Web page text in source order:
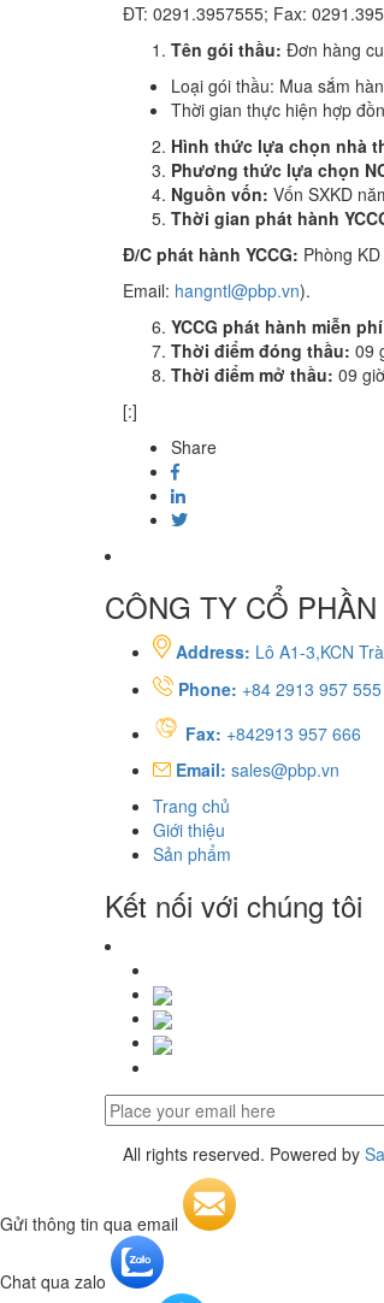
ĐT: 0291.3957555; Fax:
Tên gói thầu: Đơn hàng
Loại gói thầu: Mua sắm
Thời gian thực hiện hợp
Hình thức lựa chọn nhà
Phương thức lựa chọn
Nguồn vốn: Vốn SXKD
Thời gian phát hành
Đ/C phát hành YCCG: Phòng
Email: hangntl@pbp.vn).
YCCG phát hành miễn phí
Thời điểm đóng thầu: 09
Thời điểm mở thầu: 09
[:]
Share
CÔNG TY CỔ
Address: Lô A1-3,KCN
Phone: +84 2913 957 555
Fax: +842913 957 666
Email: sales@pbp.vn
Trang chủ
Giới thiệu
Sản phẩm
Kết nối với chúng tôi
All rights reserved. Powered by
Gửi thông tin qua email
Chat qua zalo